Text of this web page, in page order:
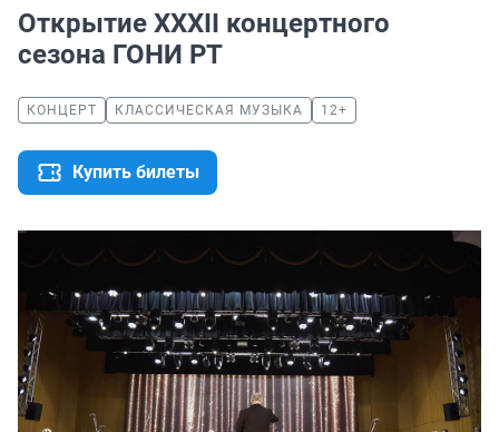
Открытие XXXII концертного
сезона ГОНИ РТ
КОНЦЕРТ КЛАССИЧЕСКАЯ МУЗЫКА 12+
Купить билеты